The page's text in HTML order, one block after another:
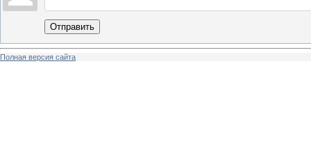
Отправить
Полная версия сайта